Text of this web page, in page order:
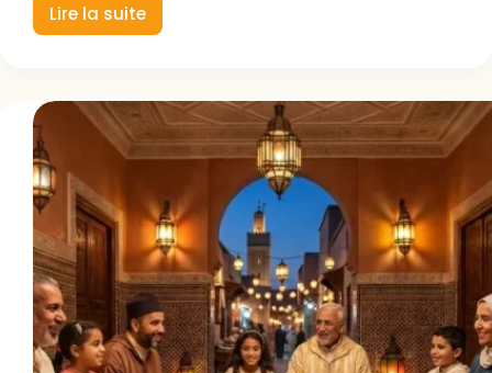
Lire la suite
Aïd
:
dates,
traditions
vocabulaire